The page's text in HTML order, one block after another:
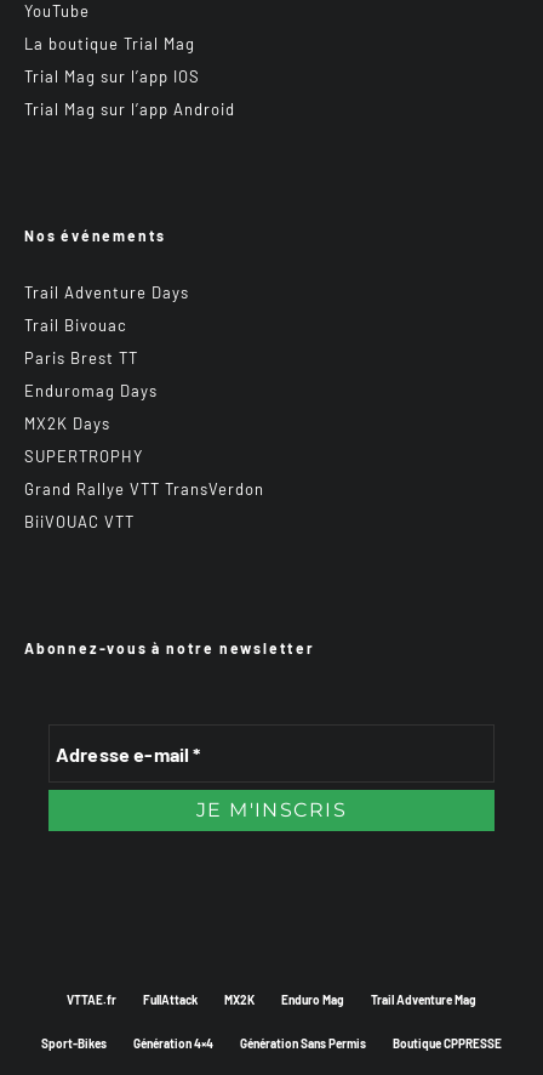
YouTube
La boutique Trial Mag
Trial Mag sur l’app IOS
Trial Mag sur l’app Android
Nos événements
Trail Adventure Days
Trail Bivouac
Paris Brest TT
Enduromag Days
MX2K Days
SUPERTROPHY
Grand Rallye VTT TransVerdon
BiiVOUAC VTT
Abonnez-vous à notre newsletter
VTTAE.fr FullAttack MX2K Enduro Mag Trail Adventure Mag
Sport-Bikes Génération 4×4 Génération Sans Permis Boutique CPPRESSE